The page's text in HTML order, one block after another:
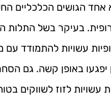
אחד הגושים הכלכליים
בעיקר בשל התלות
עשויות להתמודד
יפגעו באופן קשה. גם
לזוז לשווקים